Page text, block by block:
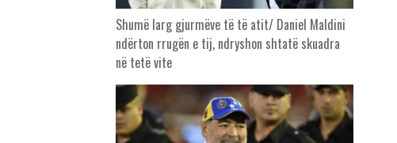
Shumë larg gjurmëve të të atit/ Daniel Maldini
ndërton rrugën e tij, ndryshon shtatë skuadra
në tetë vite